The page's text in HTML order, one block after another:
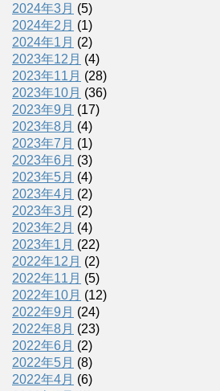
2024年3月 (5)
2024年2月 (1)
2024年1月 (2)
2023年12月 (4)
2023年11月 (28)
2023年10月 (36)
2023年9月 (17)
2023年8月 (4)
2023年7月 (1)
2023年6月 (3)
2023年5月 (4)
2023年4月 (2)
2023年3月 (2)
2023年2月 (4)
2023年1月 (22)
2022年12月 (2)
2022年11月 (5)
2022年10月 (12)
2022年9月 (24)
2022年8月 (23)
2022年6月 (2)
2022年5月 (8)
2022年4月 (6)